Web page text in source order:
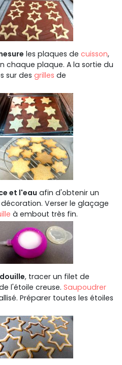
les plaques de cuisson,
chaque plaque. A la sortie du
sur des grilles de
et l'eau afin d'obtenir un
Verser le glaçage
à embout très fin.
, tracer un filet de
l'étoile creuse. Saupoudrer
Préparer toutes les étoiles